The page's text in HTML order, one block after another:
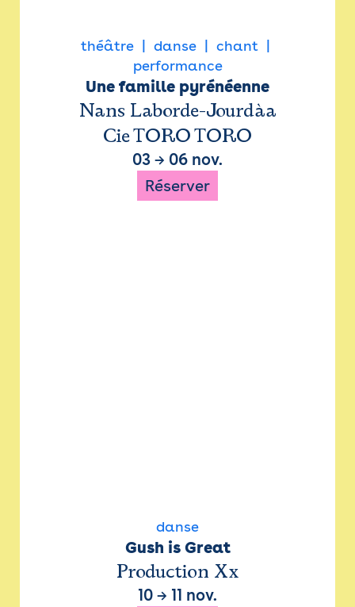
théâtre danse
chant
performance
Une famille pyrénéenne
Nans Laborde-Jourdàa
Cie TORO TORO
03 → 06 nov.
Réserver
danse
Gush is Great
Production Xx
10 → 11 nov.